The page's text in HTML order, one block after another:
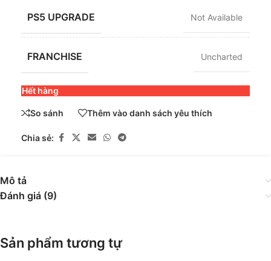
PS5 UPGRADE Not Available
FRANCHISE Uncharted
Hết hàng
So sánh Thêm vào danh sách yêu thích
Chia sẻ:
Mô tả
Đánh giá (9)
Sản phẩm tương tự